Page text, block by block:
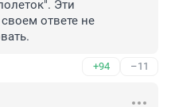
Эти
ответе не
+94 –11